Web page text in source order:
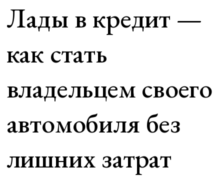
Лады в кредит —
как стать
владельцем своего
автомобиля без
лишних затрат